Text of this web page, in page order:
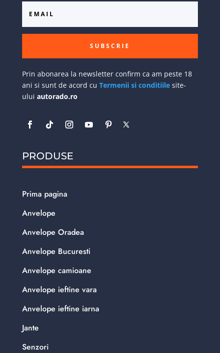
SUBSCRIE
Prin abonarea la newsletter confirm ca am peste 18
ani si sunt de acord cu Termenii si conditiilesite-
ului autorado.ro
PRODUSE
Prima pagina
Anvelope
Anvelope Oradea
Anvelope Bucuresti
Anvelope camioane
Anvelope ieftine vara
Anvelope ieftine iarna
Jante
Senzori